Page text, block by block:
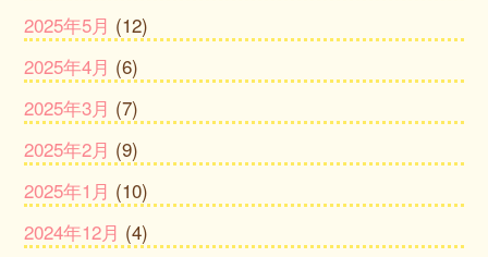
2025年5月 (12)
2025年4月 (6)
2025年3月 (7)
2025年2月 (9)
2025年1月 (10)
2024年12月 (4)